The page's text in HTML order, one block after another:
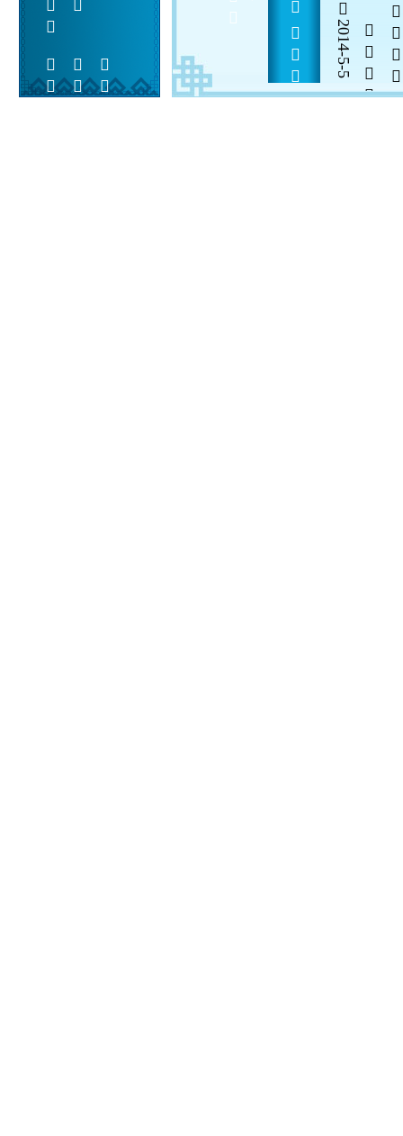
                2014-5-5